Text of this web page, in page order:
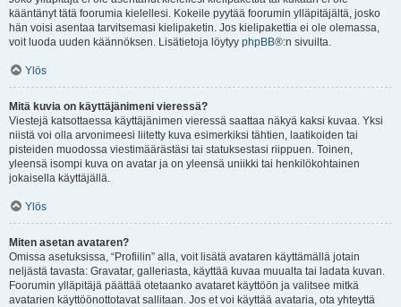
kääntänyt tätä foorumia kielellesi. Kokeile pyytää foorumin ylläpitäjältä, josko
hän voisi asentaa tarvitsemasi kielipaketin. Jos kielipakettia ei ole olemassa,
voit luoda uuden käännöksen. Lisätietoja löytyy phpBB®:n sivuilta.
Ylös
Mitä kuvia on käyttäjänimeni vieressä?
Viestejä katsottaessa käyttäjänimen vieressä saattaa näkyä kaksi kuvaa. Yksi
niistä voi olla arvonimeesi liitetty kuva esimerkiksi tähtien, laatikoiden tai
pisteiden muodossa viestimäärästäsi tai statuksestasi riippuen. Toinen,
yleensä isompi kuva on avatar ja on yleensä uniikki tai henkilökohtainen
jokaisella käyttäjällä.
Ylös
Miten asetan avataren?
Omissa asetuksissa, “Profiilin” alla, voit lisätä avataren käyttämällä jotain
neljästä tavasta: Gravatar, galleriasta, käyttää kuvaa muualta tai ladata kuvan.
Foorumin ylläpitäjä päättää otetaanko avataret käyttöön ja valitsee mitkä
avatarien käyttöönottotavat sallitaan. Jos et voi käyttää avataria, ota yhteyttä